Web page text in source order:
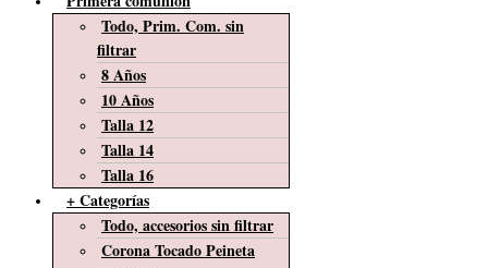
Todo, Prim. Com. sin
filtrar
8 Años
10 Años
Talla 12
Talla 14
Talla 16
+ Categorías
Todo, accesorios sin filtrar
Corona Tocado Peineta